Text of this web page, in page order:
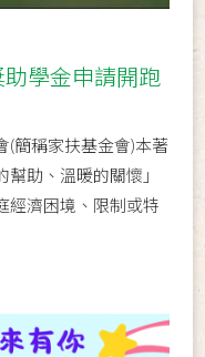
學金申請開跑
(簡稱家扶基金會)本著
幫助、溫暖的關懷」
經濟困境、限制或特